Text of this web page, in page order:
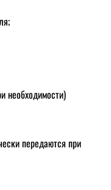
необходимости)
передаются при